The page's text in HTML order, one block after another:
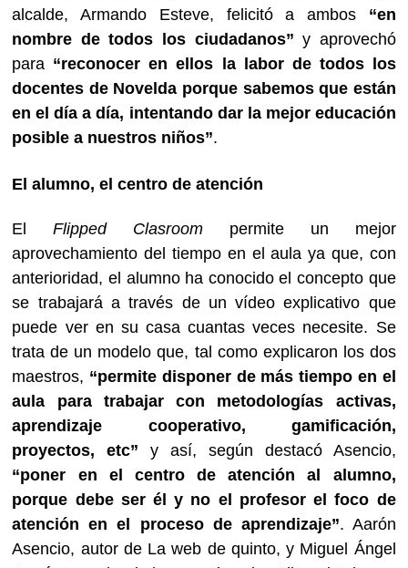
alcalde, Armando Esteve, felicitó a ambos “en
nombre de todos los ciudadanos” y aprovechó
para “reconocer en ellos la labor de todos los
docentes de Novelda porque sabemos que están
en el día a día, intentando dar la mejor educación
posible a nuestros niños”.
El alumno, el centro de atención
ElFlipped Clasroom permite un mejor
aprovechamiento del tiempo en el aula ya que, con
anterioridad, el alumno ha conocido el concepto que
se trabajará a través de un vídeo explicativo que
puede ver en su casa cuantas veces necesite. Se
trata de un modelo que, tal como explicaron los dos
maestros, “permite disponer de más tiempo en el
aula para trabajar con metodologías activas,
aprendizaje cooperativo, gamificación,
proyectos, etc”y así, según destacó Asencio,
“poner en el centro de atención al alumno,
porque debe ser él y no el profesor el foco de
atención en el proceso de aprendizaje”. Aarón
Asencio, autor de La web de quinto, y Miguel Ángel